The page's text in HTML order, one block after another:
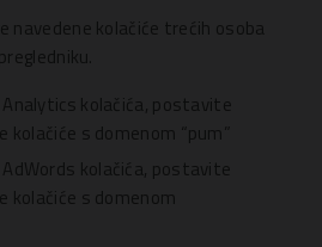
navedene kolačiće trećih osoba
Analytics kolačića, postavite
kolačiće s domenom “pum”
kolačića, postavite
kolačiće s domenom